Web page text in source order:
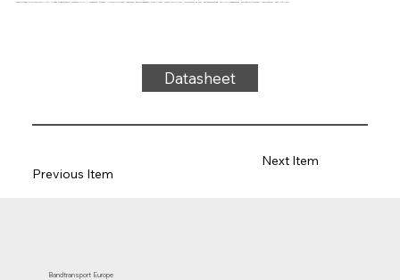
Transportband type SW22-07UA Wit, 2-laags breedtestabiel weefsel (R/RA), bovenzijde: weefsel + 0,3mm siliconen, onderzijde: geïmpregneerd, dikte 1,3mm, kracht-rek 10N/mm, roldiameter 25 mm, glijondersteuning, FDA/EU goedgekeurd, antistatisch weefsel, temperatuur -30°C tot 110°C
Datasheet
Previous Item
Next Item
Bandtransport Europe